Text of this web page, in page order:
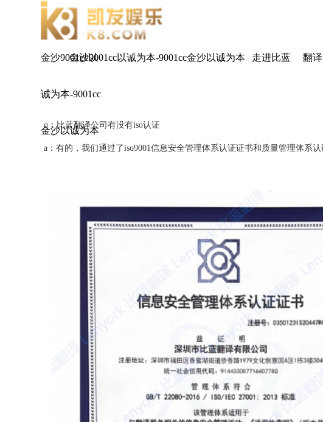
金沙9001cc以
诚为本-9001cc
金沙以诚为本
金沙9001cc以诚为本-9001cc金沙以诚为本 走进比蓝 翻
q：比蓝
q：比蓝翻译公司有没有iso认证
a：有的，我们通过了iso9001信息安全管理体系认证证书和质量管理体系认